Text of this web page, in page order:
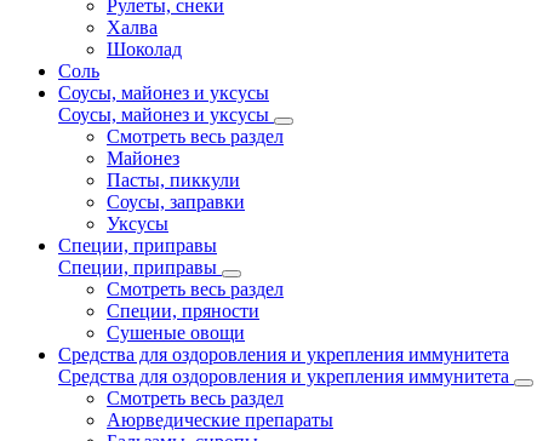
Рулеты, снеки
Халва
Шоколад
Соль
Соусы, майонез и уксусы
Соусы, майонез и уксусы
Смотреть весь раздел
Майонез
Пасты, пиккули
Соусы, заправки
Уксусы
Специи, приправы
Специи, приправы
Смотреть весь раздел
Специи, пряности
Сушеные овощи
Средства для оздоровления и укрепления иммунитета
Средства для оздоровления и укрепления иммунитета
Смотреть весь раздел
Аюрведические препараты